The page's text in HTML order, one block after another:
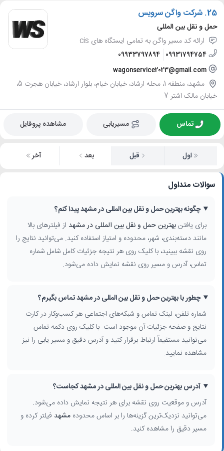
25. شرکت واگن سرویس
حمل و نقل بین المللی
ارائه کد مسیر واگن به تمامی ایستگاه های cis
09931794754
09933797894
wagonservice2023@gmail.com
مشهد، منطقه 1، محله ارشاد، خیابان خیام، بلوار ارشاد، خیابان هجرت 5،
خیابان مالک اشتر 7
تماس مسیریابی مشاهده پروفایل
اول قبل بعد آخر
سوالات متداول
چگونه بهترین حمل و نقل بین المللی در مشهد پیدا کنم؟
برای یافتنبهترین حمل و نقل بین المللی در مشهد از فیلترهای بالا
مانند دسته‌بندی، شهر، محدوده و امتیاز استفاده کنید. می‌توانید نتایج را
روی نقشه ببینید، با کلیک روی هر نتیجه جزئیات کامل شامل شماره
تماس، آدرس و مسیر روی نقشه نمایش داده می‌شود.
چطور با بهترین حمل و نقل بین المللی در مشهد تماس بگیرم؟
شماره تلفن، لینک تماس و شبکه‌های اجتماعی هر کسب‌وکار در کارت
نتایج و صفحه جزئیات آن موجود است. با کلیک روی دکمه تماس
می‌توانید مستقیماً ارتباط برقرار کنید و آدرس دقیق و مسیر یابی را نیز
مشاهده نمایید.
آدرس بهترین حمل و نقل بین المللی در مشهد کجاست؟
آدرس و موقعیت روی نقشه برای هر نتیجه نمایش داده می‌شود.
می‌توانید نزدیک‌ترین گزینه‌ها را بر اساس محدودهمشهد فیلتر کرده و
مسیر دقیق را مشاهده کنید.